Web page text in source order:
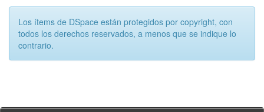
Los ítems de DSpace están protegidos por copyright, con
todos los derechos reservados, a menos que se indique lo
contrario.